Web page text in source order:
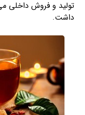
تولید و فروش داخلی
داشت.